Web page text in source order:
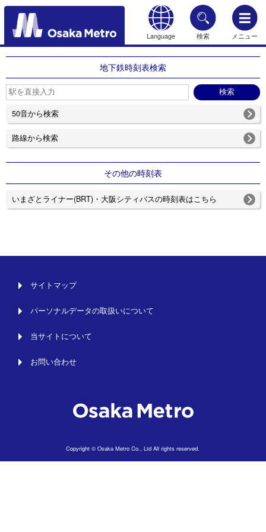
Language 検索 メニュー
もどる
地下鉄時刻表検索
50音から検索
路線から検索
その他の時刻表
いまざとライナー(BRT)・大阪シティバスの時刻表はこちら
サイトマップ
パーソナルデータの取扱いについて
当サイトについて
お問い合わせ
Copyright © Osaka Metro Co., Ltd All rights reserved.